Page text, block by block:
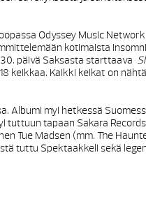
Odyssey Music
kotimaista
päivä Saksasta starttaava
keikkaa. Kaikki keikat on
Albumi myi hetkessä
tapaan Sakara
Tue Madsen (mm. The
tuttu Spektaakkeli sekä